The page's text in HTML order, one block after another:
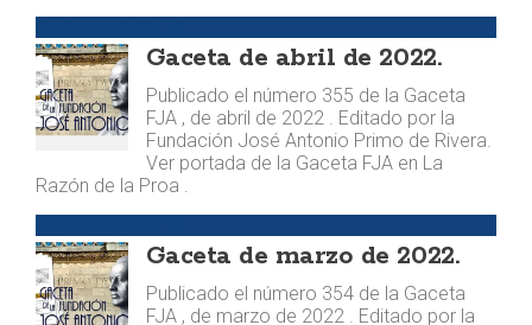
Gaceta de abril de 2022.
Publicado el número 355 de la Gaceta
FJA , de abril de 2022 . Editado por la
Fundación José Antonio Primo de Rivera.
Ver portada de la Gaceta FJA en La
Razón de la Proa .
Gaceta de marzo de 2022.
Publicado el número 354 de la Gaceta
FJA , de marzo de 2022 . Editado por la